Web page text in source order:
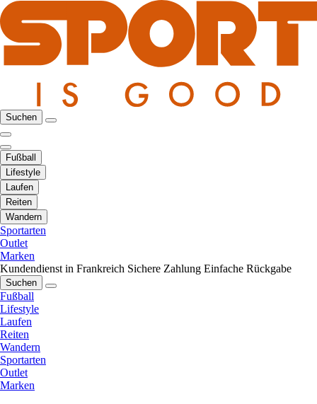
Suchen
Fußball
Lifestyle
Laufen
Reiten
Wandern
Sportarten
Outlet
Marken
Kundendienst in Frankreich Sichere Zahlung Einfache Rückgabe
Suchen
Fußball
Lifestyle
Laufen
Reiten
Wandern
Sportarten
Outlet
Marken